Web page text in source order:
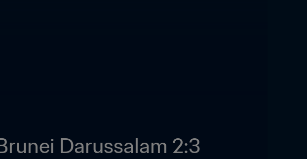
Darussalam 2:3